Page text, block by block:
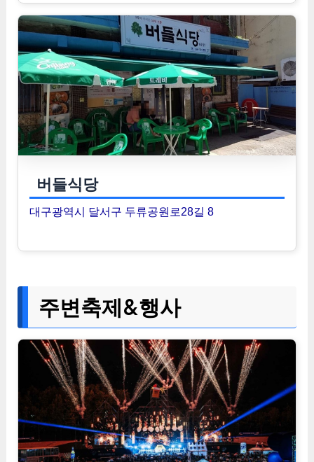
버들식당
대구광역시 달서구 두류공원로28길 8
주변축제&행사